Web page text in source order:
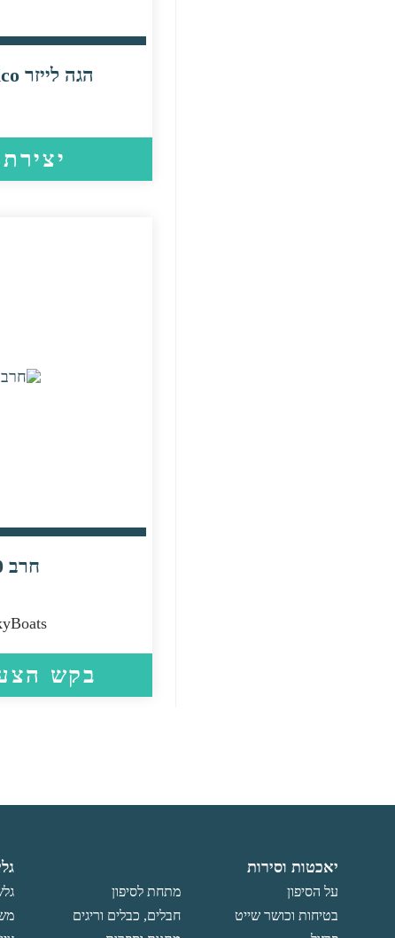
הגה לייזר Pico קומפלט
חרב 470
בקש
יאכטות וסירות
על הסיפון
מתחת לסיפון
בטיחות וכושר שייט
חבלים, כבלים וריגים